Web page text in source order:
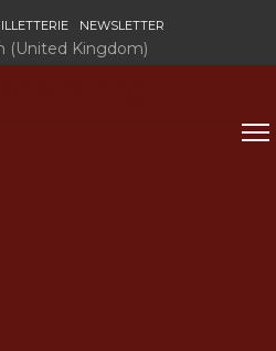
NEWSLETTER
votre langue